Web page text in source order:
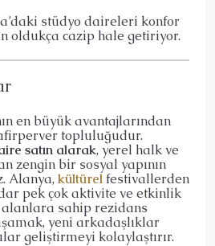
stüdyo daireleri konfor
oldukça cazip hale getiriyor.
en büyük avantajlarından
topluluğudur.
satın alarak, yerel halk ve
zengin bir sosyal yapının
Alanya, kültürelfestivallerden
pek çok aktivite ve etkinlik
sahip rezidans
yeni arkadaşlıklar
geliştirmeyi kolaylaştırır.